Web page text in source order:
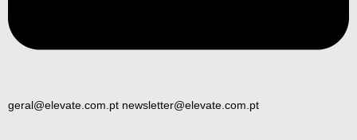
geral@elevate.com.pt newsletter@elevate.com.pt